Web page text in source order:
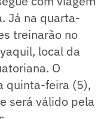
Já na quarta-
treinarão no
local da
O
quinta-feira (5),
será válido pela